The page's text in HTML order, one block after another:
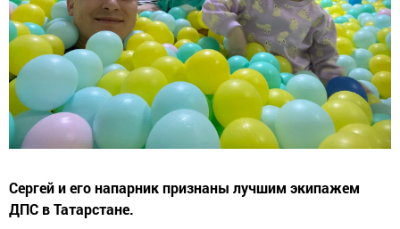
Сергей и его напарник признаны лучшим экипажем
ДПС в Татарстане.